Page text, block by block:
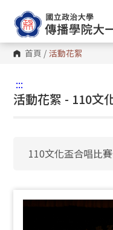
首頁 / 活動花絮
:::
活動花絮 - 110文
110文化盃合唱比